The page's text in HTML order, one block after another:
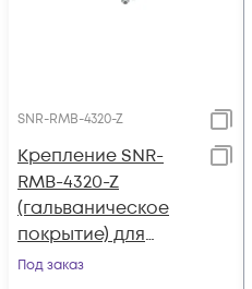
SNR-RMB-4320-Z
Крепление SNR-
RMB-4320-Z
(гальваническое
покрытие) для
маршрутизаторов
Под заказ